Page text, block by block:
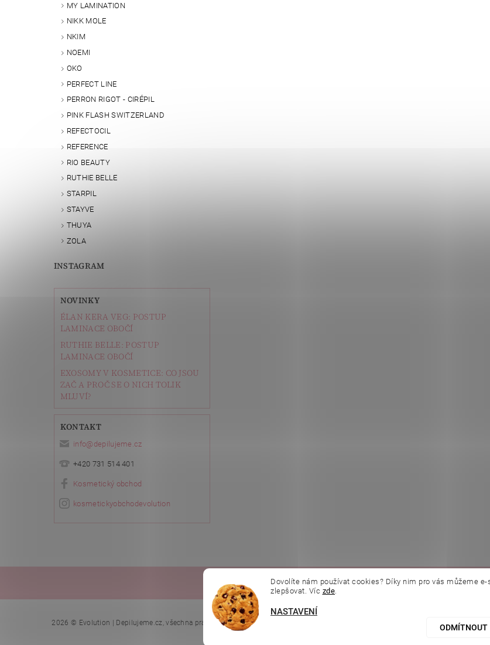
MY LAMINATION
NIKK MOLE
NKIM
NOEMI
OKO
PERFECT LINE
PERRON RIGOT - CIRÉPIL
PINK FLASH SWITZERLAND
REFECTOCIL
REFERENCE
RIO BEAUTY
RUTHIE BELLE
STARPIL
STAYVE
THUYA
ZOLA
INSTAGRAM
NOVINKY
ÉLAN KERA VEG: POSTUP
LAMINACE OBOČÍ
RUTHIE BELLE: POSTUP
LAMINACE OBOČÍ
EXOSOMY V KOSMETICE: CO JSOU
ZAČ A PROČ SE O NICH TOLIK
MLUVÍ?
KONTAKT
info@ depilujeme.cz
+420 731 514 401
Kosmetický obchod
kosmetickyobchodevolution
Ella Baché L.C.P. Paris | Kosmetická škola | Online kosmetické kurzy |
2026 © Evolution | Depilujeme.cz, všechna práva vyhrazenaUpravit nastavení cookies
Dovolíte nám používat cookies? Díky nim pro vás můžeme
zlepšovat. Víc zde.
NASTAVENÍ
ODMÍTNOUT